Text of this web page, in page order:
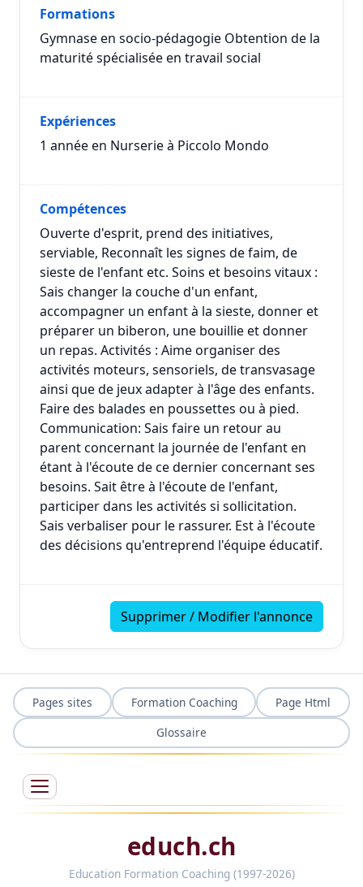
Formations
Gymnase en socio-pédagogie Obtention de la
maturité spécialisée en travail social
Expériences
1 année en Nurserie à Piccolo Mondo
Compétences
Ouverte d'esprit, prend des initiatives,
serviable, Reconnaît les signes de faim, de
sieste de l'enfant etc. Soins et besoins vitaux :
Sais changer la couche d'un enfant,
accompagner un enfant à la sieste, donner et
préparer un biberon, une bouillie et donner
un repas. Activités : Aime organiser des
activités moteurs, sensoriels, de transvasage
ainsi que de jeux adapter à l'âge des enfants.
Faire des balades en poussettes ou à pied.
Communication: Sais faire un retour au
parent concernant la journée de l'enfant en
étant à l'écoute de ce dernier concernant ses
besoins. Sait être à l'écoute de l'enfant,
participer dans les activités si sollicitation.
Sais verbaliser pour le rassurer. Est à l'écoute
des décisions qu'entreprend l'équipe éducatif.
Supprimer / Modifier l'annonce
Pages sites Formation Coaching
Page Html
Glossaire
educh.ch
Education Formation Coaching (1997-2026)